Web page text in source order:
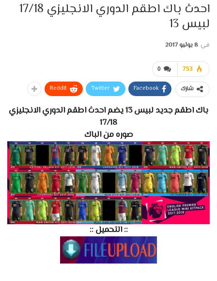
احدث باك اطقم الدوري الانجليزي 17/18
لبيس 13
في 8 يوليو 2017
0 753
شارك Facebook
Twitter
ReddIt
باك اطقم جديد لبيس 13 يضم احدث اطقم الدوري الانجليزي
17/18
صوره من الباك
:: التحميل ::